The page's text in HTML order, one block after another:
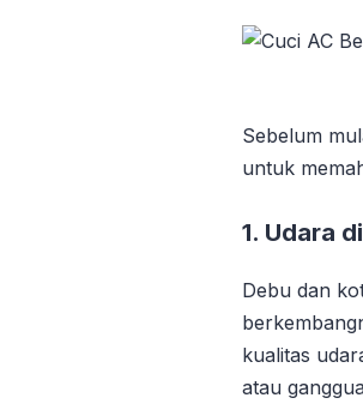
Sebelum
untuk
1. Udara
Debu dan
kualitas
atau